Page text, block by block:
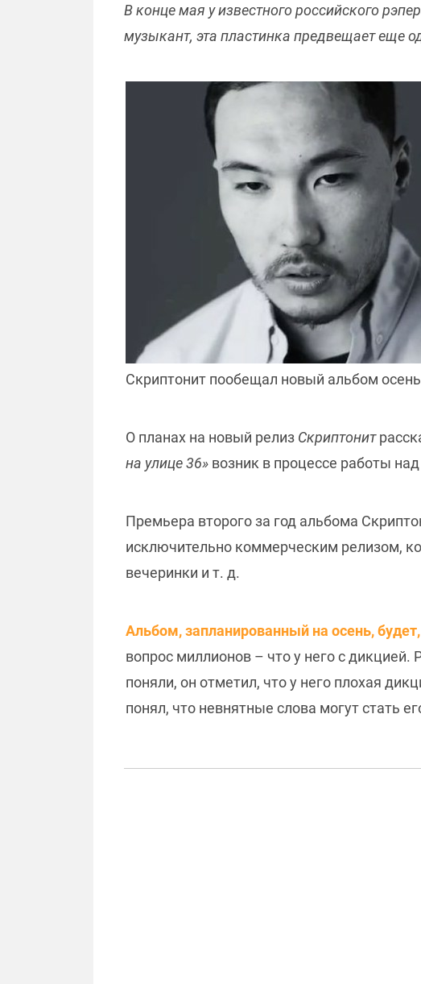
В конце мая у известного российского
музыкант, эта пластинка предвещает еще
Скриптонит пообещал новый альбом
О планах на новый релиз Скриптонит
на улице 36» возник в процессе работы
Премьера второго за год альбома
исключительно коммерческим релизом,
вечеринки и т. д.
Альбом, запланированный на осень,
вопрос миллионов – что у него с дикцией.
поняли, он отметил, что у него плохая
понял, что невнятные слова могут стать